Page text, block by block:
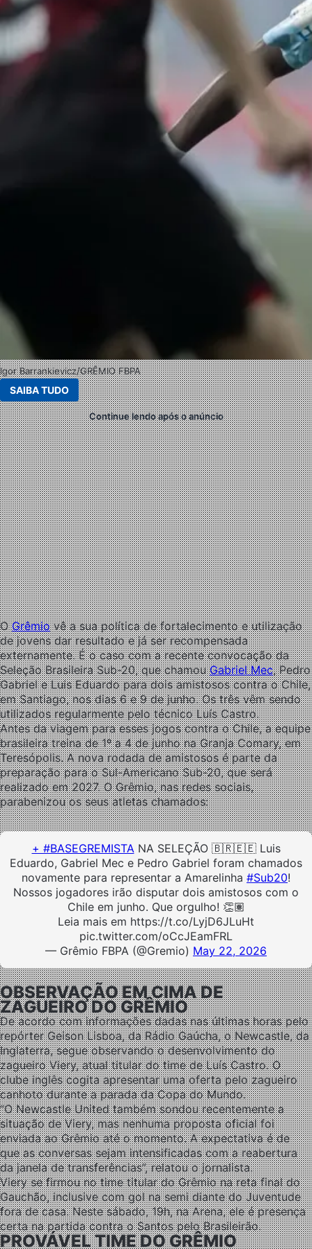
Igor Barrankievicz/GRÊMIO FBPA
SAIBA TUDO
Continue lendo após o anúncio
OGrêmiovê a sua política de fortalecimento e utilização
de jovens dar resultado e já ser recompensada
externamente. É o caso com a recente convocação da
Seleção Brasileira Sub-20, que chamouGabriel Mec, Pedro
Gabriel e Luis Eduardo para dois amistosos contra o Chile,
em Santiago, nos dias 6 e 9 de junho. Os três vêm sendo
utilizados regularmente pelo técnico Luís Castro.
Antes da viagem para esses jogos contra o Chile, a equipe
brasileira treina de 1º a 4 de junho na Granja Comary, em
Teresópolis. A nova rodada de amistosos é parte da
preparação para o Sul-Americano Sub-20, que será
realizado em 2027. O Grêmio, nas redes sociais,
parabenizou os seus atletas chamados:
+ #BASEGREMISTANA SELEÇÃO 🇧🇷🇪🇪 Luis
Eduardo, Gabriel Mec e Pedro Gabriel foram chamados
novamente para representar a Amarelinha #Sub20!
Nossos jogadores irão disputar dois amistosos com o
Chile em junho. Que orgulho! 👏🏽
Leia mais em https://t.co/LyjD6JLuHt
pic.twitter.com/oCcJEamFRL
— Grêmio FBPA (@Gremio) May 22, 2026
OBSERVAÇÃO EM CIMA DE
ZAGUEIRO DO GRÊMIO
De acordo com informações dadas nas últimas horas pelo
repórter Geison Lisboa, da Rádio Gaúcha, o Newcastle, da
Inglaterra, segue observando o desenvolvimento do
zagueiro Viery, atual titular do time de Luís Castro. O
clube inglês cogita apresentar uma oferta pelo zagueiro
canhoto durante a parada da Copa do Mundo.
“O Newcastle United também sondou recentemente a
situação de Viery, mas nenhuma proposta oficial foi
enviada ao Grêmio até o momento. A expectativa é de
que as conversas sejam intensificadas com a reabertura
da janela de transferências”, relatou o jornalista.
Viery se firmou no time titular do Grêmio na reta final do
Gauchão, inclusive com gol na semi diante do Juventude
fora de casa. Neste sábado, 19h, na Arena, ele é presença
certa na partida contra o Santos pelo Brasileirão.
PROVÁVEL TIME DO GRÊMIO